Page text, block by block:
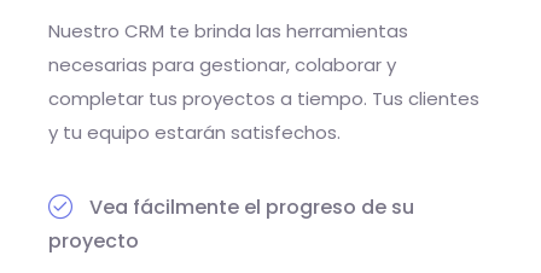
Nuestro CRM te brinda las herramientas
necesarias para gestionar, colaborar y
completar tus proyectos a tiempo. Tus clientes
y tu equipo estarán satisfechos.
Vea fácilmente el progreso de su
proyecto